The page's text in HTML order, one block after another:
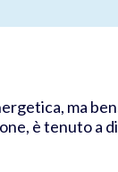
ma
è tenuto a